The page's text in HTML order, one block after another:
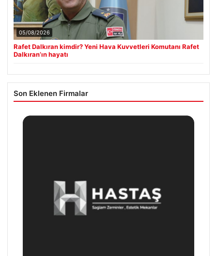
05/08/2026
Rafet Dalkıran kimdir? Yeni Hava Kuvvetleri Komutanı Rafet
Dalkıran’ın hayatı
Son Eklenen Firmalar